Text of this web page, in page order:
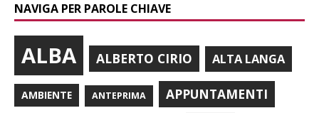
NAVIGA PER PAROLE CHIAVE
ALBA ALBERTO CIRIO ALTA LANGA
AMBIENTE ANTEPRIMA APPUNTAMENTI